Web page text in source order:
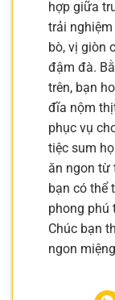
hợp giữa
trải
bò, vị giòn
đậm đà.
trên, bạn
đĩa nộm
phục vụ
tiệc sum
ăn ngon từ
bạn có thể
phong phú
Chúc bạn
ngon